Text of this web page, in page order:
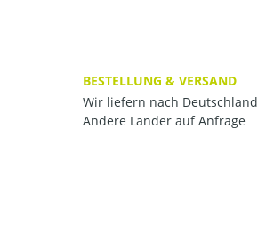
BESTELLUNG & VERSAND
Wir liefern nach Deutschland
Andere Länder auf Anfrage